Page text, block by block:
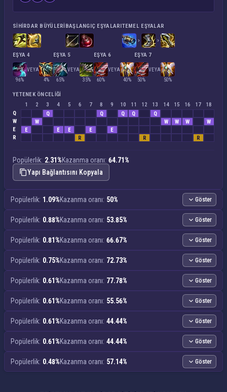
SIHIRDAR BÜYÜLERIBAŞLANGIÇ EŞYALARITEMEL EŞYALAR
EŞYA 4
96%
VEYA
4%
EŞYA 5
65%
VEYA
35%
EŞYA 6
60%
VEYA
40%
EŞYA 7
50%
VEYA
50%
YETENEK ÖNCELIĞI
1
2 3 4 5 6 7 8 9 10 11 12 13 14 15 16 17
18
Q
Q Q Q Q
Q
W
W W W W
W
E
E E E E
E
R
R R R
Popülerlik: 2.31%Kazanma oranı: 64.71%
Yapı Bağlantısını Kopyala
Popülerlik: 1.09%Kazanma oranı: 50% Göster
Popülerlik: 0.88%Kazanma oranı: 53.85% Göster
Popülerlik: 0.81%Kazanma oranı: 66.67% Göster
Popülerlik: 0.75%Kazanma oranı: 72.73% Göster
Popülerlik: 0.61%Kazanma oranı: 77.78% Göster
Popülerlik: 0.61%Kazanma oranı: 55.56% Göster
Popülerlik: 0.61%Kazanma oranı: 44.44% Göster
Popülerlik: 0.61%Kazanma oranı: 44.44% Göster
Popülerlik: 0.48%Kazanma oranı: 57.14% Göster